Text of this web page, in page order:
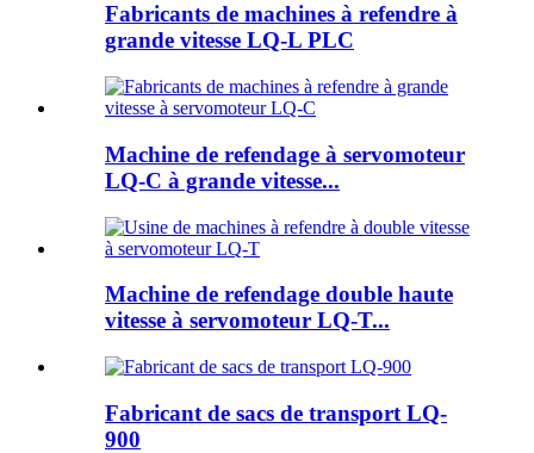
Fabricants de machines à refendre à
grande vitesse LQ-L PLC
Machine de refendage à servomoteur
LQ-C à grande vitesse...
Machine de refendage double haute
vitesse à servomoteur LQ-T...
Fabricant de sacs de transport LQ-
900